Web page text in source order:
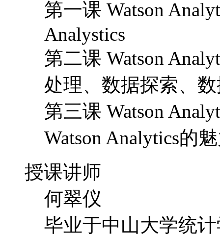
第一课 Watson
Analystics
第二课 Watson
处理、数据探索、
第三课 Watson
Watson Analytics的
授课讲师
何翠仪
毕业于中山大学统